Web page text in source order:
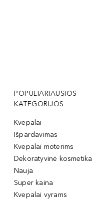
POPULIARIAUSIOS
KATEGORIJOS
Kvepalai
Išpardavimas
Kvepalai moterims
Dekoratyvinė kosmetika
Nauja
Super kaina
Kvepalai vyrams